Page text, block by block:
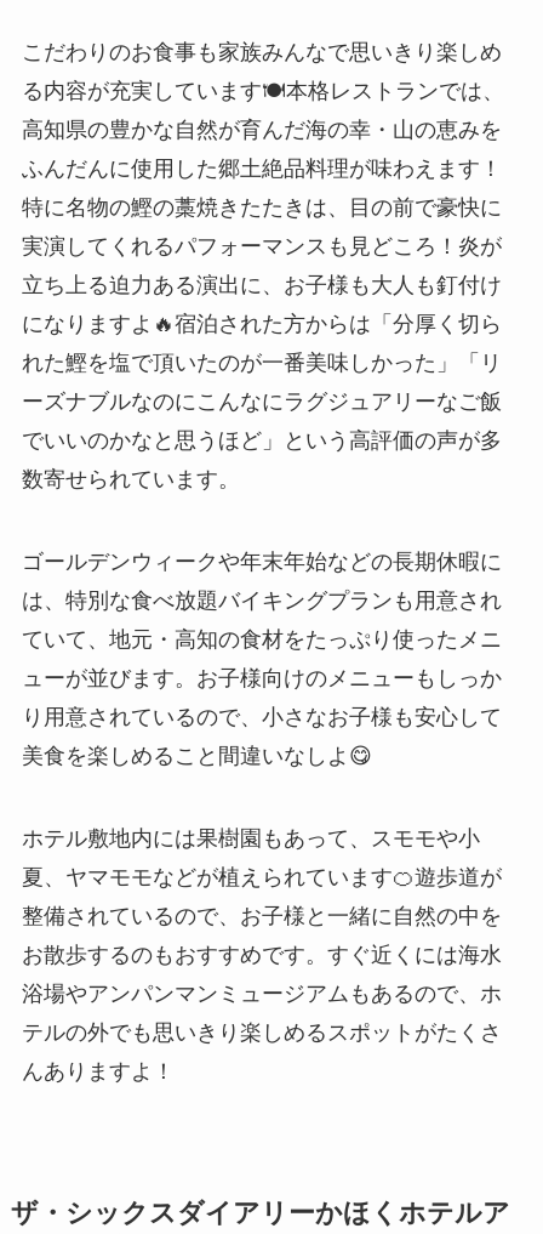
こだわりのお食事も家族みんなで思いきり楽しめ
る内容が充実しています🍽️本格レストランでは、
高知県の豊かな自然が育んだ海の幸・山の恵みを
ふんだんに使用した郷土絶品料理が味わえます！
特に名物の鰹の藁焼きたたきは、目の前で豪快に
実演してくれるパフォーマンスも見どころ！炎が
立ち上る迫力ある演出に、お子様も大人も釘付け
になりますよ🔥宿泊された方からは「分厚く切ら
れた鰹を塩で頂いたのが一番美味しかった」「リ
ーズナブルなのにこんなにラグジュアリーなご飯
でいいのかなと思うほど」という高評価の声が多
数寄せられています。
ゴールデンウィークや年末年始などの長期休暇に
は、特別な食べ放題バイキングプランも用意され
ていて、地元・高知の食材をたっぷり使ったメニ
ューが並びます。お子様向けのメニューもしっか
り用意されているので、小さなお子様も安心して
美食を楽しめること間違いなしよ😋
ホテル敷地内には果樹園もあって、スモモや小
夏、ヤマモモなどが植えられています🍊遊歩道が
整備されているので、お子様と一緒に自然の中を
お散歩するのもおすすめです。すぐ近くには海水
浴場やアンパンマンミュージアムもあるので、ホ
テルの外でも思いきり楽しめるスポットがたくさ
んありますよ！
ザ・シックスダイアリーかほくホテルア